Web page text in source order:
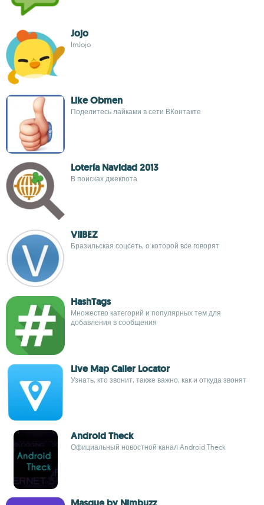
Jojo
ImJojo
Like Obmen
Поделитесь лайками в сети ВКонтакте
Lotería Navidad 2013
В поисках джекпота
VIIBEZ
Бразильская соцсеть, о которой все говорят
HashTags
Множество категорий и популярных тем для
добавления в сообщения
Live Map Caller Locator
Узнать, кто звонит, также важно, как и откуда звонят
Android Theck
Официальный новостной канал Android Theck